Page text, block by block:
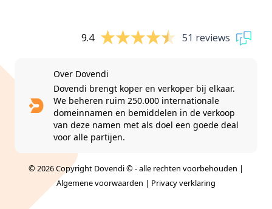
9.4 51 reviews
Over Dovendi
Dovendi brengt koper en verkoper bij elkaar.
We beheren ruim 250.000 internationale
domeinnamen en bemiddelen in de verkoop
van deze namen met als doel een goede deal
voor alle partijen.
© 2026 Copyright Dovendi © - alle rechten voorbehouden |
Algemene voorwaarden | Privacy verklaring